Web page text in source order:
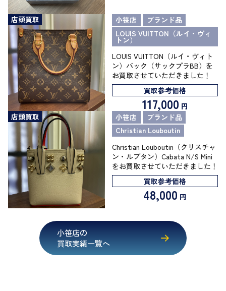
店頭買取 小笹店
ブランド品
LOUIS VUITTON（ルイ・ヴィ
トン）
LOUIS VUITTON（ルイ・ヴィト
ン）バック（サックプラBB）を
お買取させていただきました！
買取参考価格
117,000 円
店頭買取
小笹店
ブランド品
Christian Louboutin
Christian Louboutin（クリスチャ
ン・ルブタン）Cabata N/S Mini
をお買取させていただきました！
買取参考価格
48,000 円
小笹店の
買取実績一覧へ